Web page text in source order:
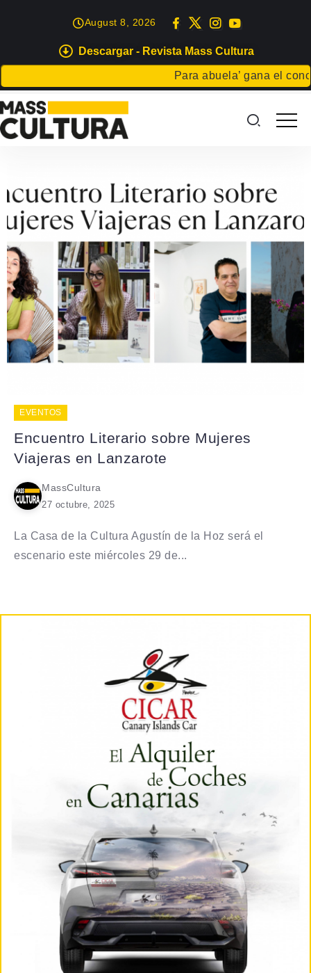
Descargar - Revista Mass Cultura
Para abuela’ gana el
August 8, 2026
EVENTOS
Encuentro Literario sobre Mujeres
Viajeras en Lanzarote
MassCultura
27 octubre, 2025
La Casa de la Cultura Agustín de la Hoz será el
escenario este miércoles 29 de...